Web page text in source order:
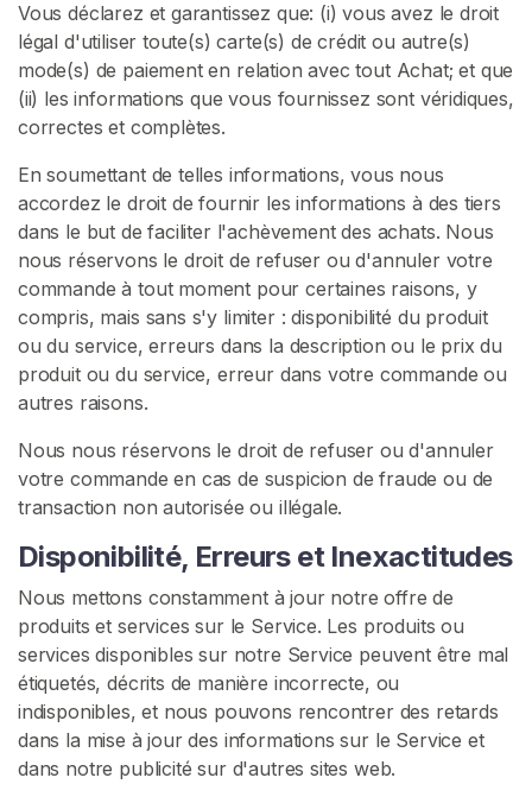
Vous déclarez et garantissez que: (i) vous avez le droit
légal d'utiliser toute(s) carte(s) de crédit ou autre(s)
mode(s) de paiement en relation avec tout Achat; et que
(ii) les informations que vous fournissez sont véridiques,
correctes et complètes.
En soumettant de telles informations, vous nous
accordez le droit de fournir les informations à des tiers
dans le but de faciliter l'achèvement des achats. Nous
nous réservons le droit de refuser ou d'annuler votre
commande à tout moment pour certaines raisons, y
compris, mais sans s'y limiter : disponibilité du produit
ou du service, erreurs dans la description ou le prix du
produit ou du service, erreur dans votre commande ou
autres raisons.
Nous nous réservons le droit de refuser ou d'annuler
votre commande en cas de suspicion de fraude ou de
transaction non autorisée ou illégale.
Disponibilité, Erreurs et Inexactitudes
Nous mettons constamment à jour notre offre de
produits et services sur le Service. Les produits ou
services disponibles sur notre Service peuvent être mal
étiquetés, décrits de manière incorrecte, ou
indisponibles, et nous pouvons rencontrer des retards
dans la mise à jour des informations sur le Service et
dans notre publicité sur d'autres sites web.
A
c
c
u
e
i
P
a
r
c
o
u
i
r
l
e
s
v
e
n
d
e
u
r